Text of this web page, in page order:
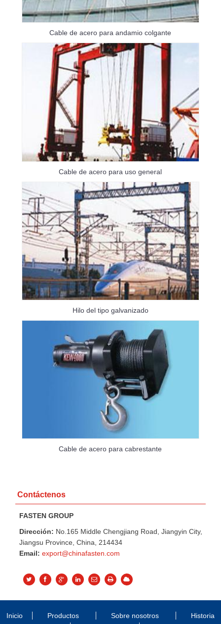
Cable de acero para andamio colgante
Cable de acero para uso general
Hilo del tipo galvanizado
Cable de acero para cabrestante
Contáctenos
FASTEN GROUP
Dirección: No.165 Middle Chengjiang Road, Jiangyin City,
Jiangsu Province, China, 214434
Email: export@chinafasten.com
Inicio Productos Sobre nosotros
Historia